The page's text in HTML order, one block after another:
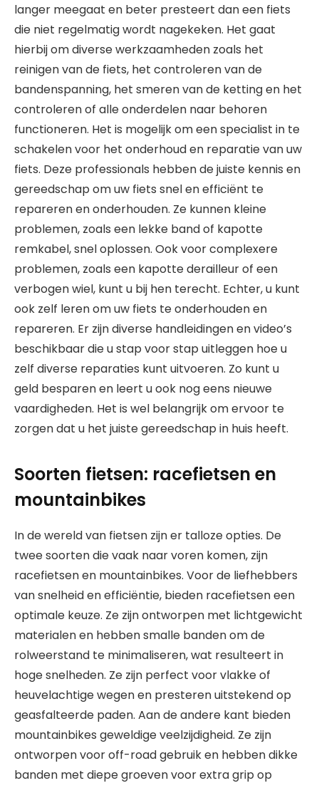
langer meegaat en beter presteert dan een fiets
die niet regelmatig wordt nagekeken. Het gaat
hierbij om diverse werkzaamheden zoals het
reinigen van de fiets, het controleren van de
bandenspanning, het smeren van de ketting en het
controleren of alle onderdelen naar behoren
functioneren. Het is mogelijk om een specialist in te
schakelen voor het onderhoud en reparatie van uw
fiets. Deze professionals hebben de juiste kennis en
gereedschap om uw fiets snel en efficiënt te
repareren en onderhouden. Ze kunnen kleine
problemen, zoals een lekke band of kapotte
remkabel, snel oplossen. Ook voor complexere
problemen, zoals een kapotte derailleur of een
verbogen wiel, kunt u bij hen terecht. Echter, u kunt
ook zelf leren om uw fiets te onderhouden en
repareren. Er zijn diverse handleidingen en video’s
beschikbaar die u stap voor stap uitleggen hoe u
zelf diverse reparaties kunt uitvoeren. Zo kunt u
geld besparen en leert u ook nog eens nieuwe
vaardigheden. Het is wel belangrijk om ervoor te
zorgen dat u het juiste gereedschap in huis heeft.
Soorten fietsen: racefietsen en
mountainbikes
In de wereld van fietsen zijn er talloze opties. De
twee soorten die vaak naar voren komen, zijn
racefietsen en mountainbikes. Voor de liefhebbers
van snelheid en efficiëntie, bieden racefietsen een
optimale keuze. Ze zijn ontworpen met lichtgewicht
materialen en hebben smalle banden om de
rolweerstand te minimaliseren, wat resulteert in
hoge snelheden. Ze zijn perfect voor vlakke of
heuvelachtige wegen en presteren uitstekend op
geasfalteerde paden. Aan de andere kant bieden
mountainbikes geweldige veelzijdigheid. Ze zijn
ontworpen voor off-road gebruik en hebben dikke
banden met diepe groeven voor extra grip op